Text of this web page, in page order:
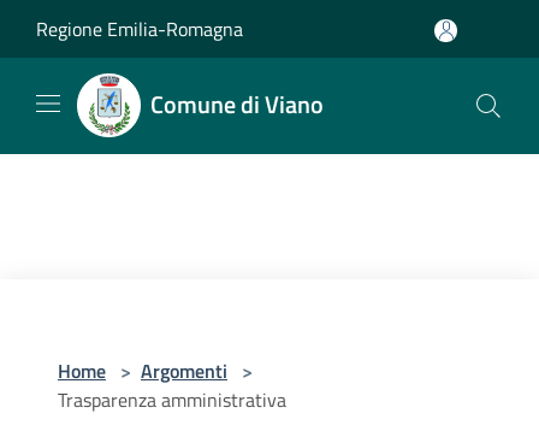
Regione Emilia-Romagna
Comune di Viano
Home > Argomenti >
Trasparenza amministrativa